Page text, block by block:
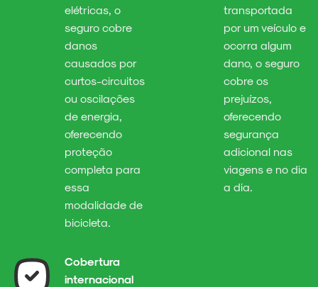
elétricas, o
seguro cobre
danos
causados por
curtos-circuitos
ou oscilações
de energia,
oferecendo
proteção
completa para
essa
modalidade de
bicicleta.
transportada
por um veículo e
ocorra algum
dano, o seguro
cobre os
prejuízos,
oferecendo
segurança
adicional nas
viagens e no dia
a dia.
Cobertura
internacional